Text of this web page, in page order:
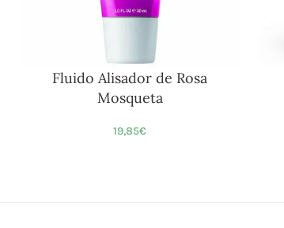
Fluido Alisador de Rosa
Mosqueta
19,85€